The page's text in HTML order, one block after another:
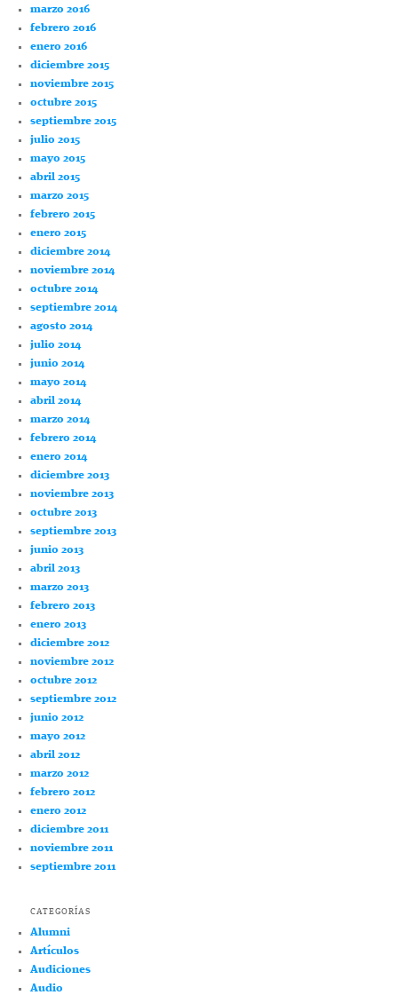
marzo 2016
febrero 2016
enero 2016
diciembre 2015
noviembre 2015
octubre 2015
septiembre 2015
julio 2015
mayo 2015
abril 2015
marzo 2015
febrero 2015
enero 2015
diciembre 2014
noviembre 2014
octubre 2014
septiembre 2014
agosto 2014
julio 2014
junio 2014
mayo 2014
abril 2014
marzo 2014
febrero 2014
enero 2014
diciembre 2013
noviembre 2013
octubre 2013
septiembre 2013
junio 2013
abril 2013
marzo 2013
febrero 2013
enero 2013
diciembre 2012
noviembre 2012
octubre 2012
septiembre 2012
junio 2012
mayo 2012
abril 2012
marzo 2012
febrero 2012
enero 2012
diciembre 2011
noviembre 2011
septiembre 2011
CATEGORÍAS
Alumni
Artículos
Audiciones
Audio